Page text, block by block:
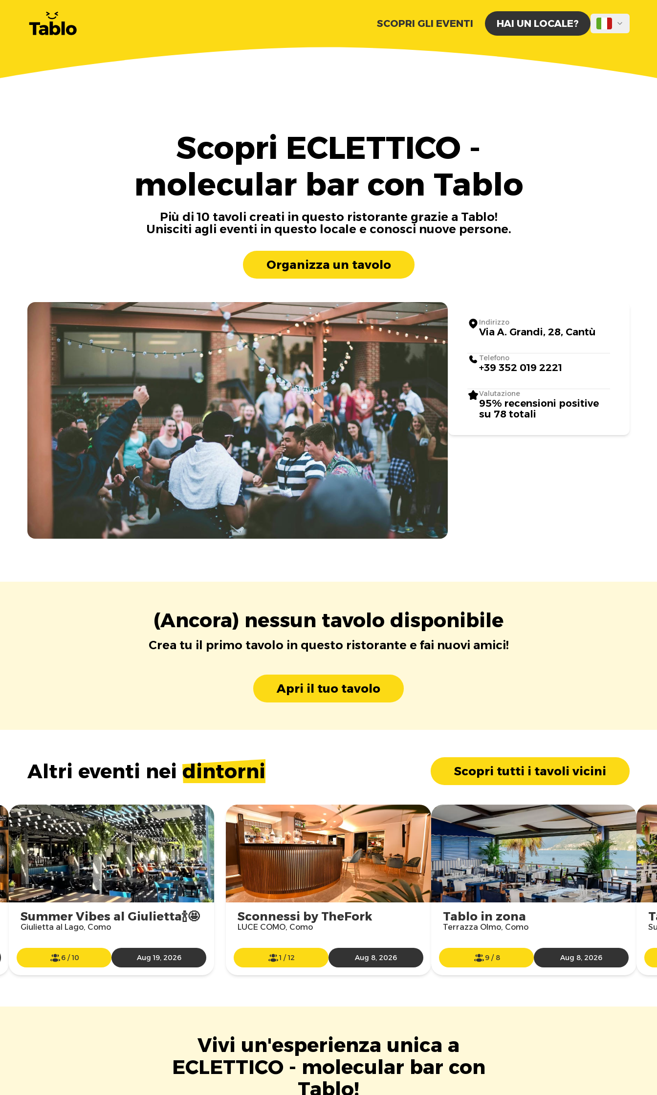
SCOPRI GLI EVENTI HAI UN LOCALE?
Scopri ECLETTICO -
molecular bar con Tablo
Più di 10 tavoli creati in questo ristorante grazie a Tablo!
Unisciti agli eventi in questo locale e conosci nuove persone.
Organizza un tavolo
Indirizzo
Via A. Grandi, 28, Cantù
Telefono
+39 352 019 2221
Valutazione
95% recensioni positive
su 78 totali
(Ancora) nessun tavolo disponibile
Crea tu il primo tavolo in questo ristorante e fai nuovi amici!
Apri il tuo tavolo
Altri eventi nei dintorni Scopri tutti i tavoli vicini
Sconnessi by TheFork
LUCE COMO, Como
1 /12 Aug 8, 2026
Tablo in zona
Terrazza Olmo, Como
9/ 8 Aug 8, 2026
Summer Vibes al Giulietta🍾🤩
Giulietta al Lago, Como
6/10 Aug 19, 2026
Vivi un'esperienza unica a
ECLETTICO - molecular bar con
Tablo!